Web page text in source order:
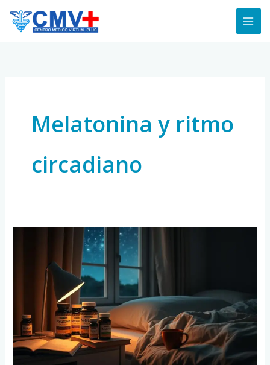
Melatonina y ritmo
circadiano
consumes
melatonina:
Guía
Completa